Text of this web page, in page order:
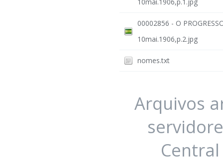
00002856 - O
10mai.1906,p.2.jpg
nomes.txt
Arquivos